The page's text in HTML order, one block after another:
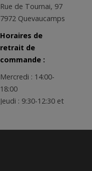
Rue de Tournai, 97
7972 Quevaucamps
Horaires de
retrait de
commande :
Mercredi : 14:00-
18:00
Jeudi : 9:30-12:30 et